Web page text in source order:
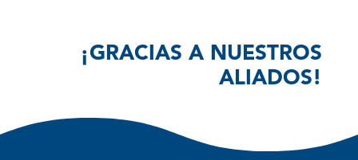
¡GRACIAS A NUESTROS
ALIADOS!